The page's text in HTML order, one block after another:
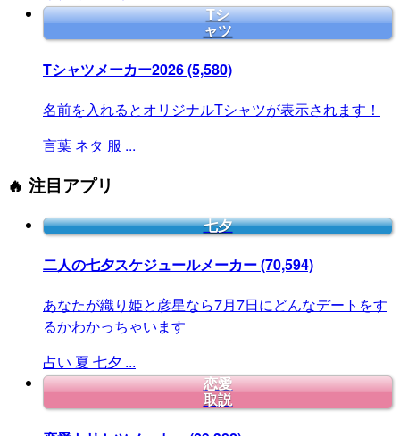
Tシ
ャツ
Tシャツメーカー2026(5,580)
名前を入れるとオリジナルTシャツが表示されます！
言葉 ネタ 服 ...
🔥 注目アプリ
七夕
二人の七夕スケジュールメーカー(70,594)
あなたが織り姫と彦星なら7月7日にどんなデートをす
るかわかっちゃいます
占い 夏 七夕 ...
恋愛
取説